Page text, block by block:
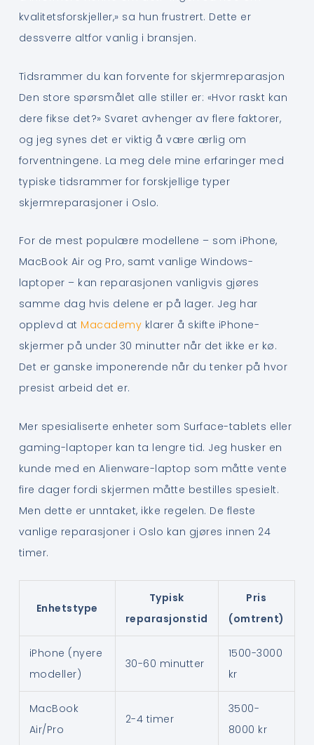
kvalitetsforskjeller,» sa hun frustrert. Dette er
dessverre altfor vanlig i bransjen.
Tidsrammer du kan forvente for skjermreparasjon
Den store spørsmålet alle stiller er: «Hvor raskt kan
dere fikse det?» Svaret avhenger av flere faktorer,
og jeg synes det er viktig å være ærlig om
forventningene. La meg dele mine erfaringer med
typiske tidsrammer for forskjellige typer
skjermreparasjoner i Oslo.
For de mest populære modellene – som iPhone,
MacBook Air og Pro, samt vanlige Windows-
laptoper – kan reparasjonen vanligvis gjøres
samme dag hvis delene er på lager. Jeg har
opplevd at Macademy klarer å skifte iPhone-
skjermer på under 30 minutter når det ikke er kø.
Det er ganske imponerende når du tenker på hvor
presist arbeid det er.
Mer spesialiserte enheter som Surface-tablets eller
gaming-laptoper kan ta lengre tid. Jeg husker en
kunde med en Alienware-laptop som måtte vente
fire dager fordi skjermen måtte bestilles spesielt.
Men dette er unntaket, ikke regelen. De fleste
vanlige reparasjoner i Oslo kan gjøres innen 24
timer.
Enhetstype
Typisk
reparasjonstid
Pris
(omtrent)
iPhone (nyere
modeller)
30-60 minutter
1500-3000
kr
MacBook
Air/Pro
2-4 timer
3500-
8000 kr